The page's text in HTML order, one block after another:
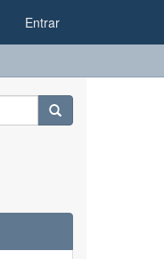
Entrar